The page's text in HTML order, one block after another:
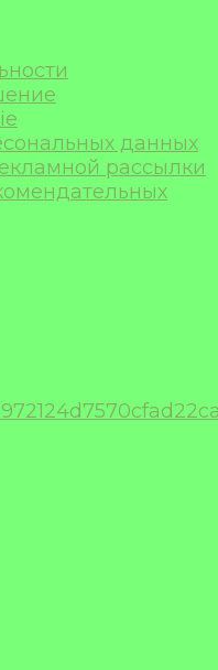
данных
рассылки